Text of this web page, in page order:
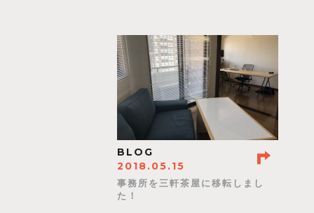
BLOG
2018.05.15
事務所を三軒茶屋に移転しまし
た！